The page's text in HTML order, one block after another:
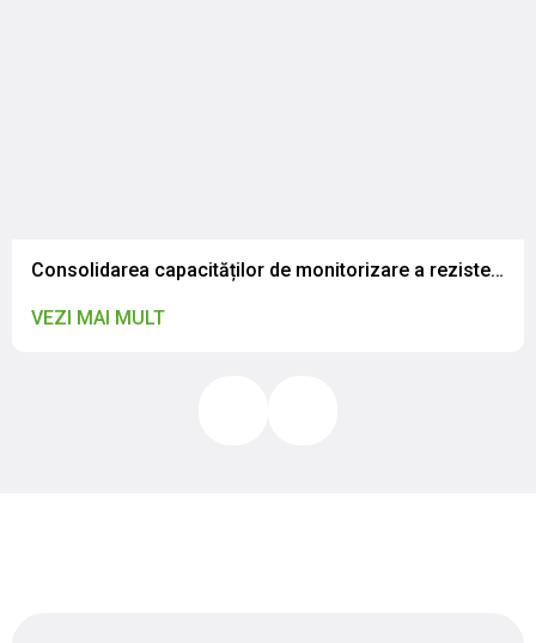
Consolidarea capacităților de monitorizare a rezistenței la antimicrobiene în contextul abordării globale „One Health”: Specialiștii IP CNSAPSA au participat la o vizită de studiu în România
VEZI MAI MULT